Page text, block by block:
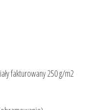
fakturowany 250 g/m2